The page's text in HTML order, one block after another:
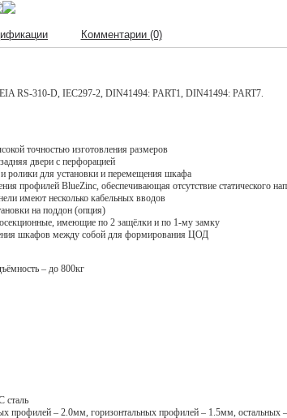
Комментарии (0)
RS-310-D, IEC297-2, DIN41494: PART1, DIN41494: PART7.
точностью изготовления размеров
двери с перфорацией
ролики для установки и перемещения шкафа
профилей BlueZinc, обеспечивающая отсутствие статического
имеют несколько кабельных вводов
на поддон (опция)
имеющие по 2 защёлки и по 1-му замку
шкафов между собой для формирования ЦОД
– до 800кг
сталь
профилей – 2.0мм, горизонтальных профилей – 1.5мм, остальных